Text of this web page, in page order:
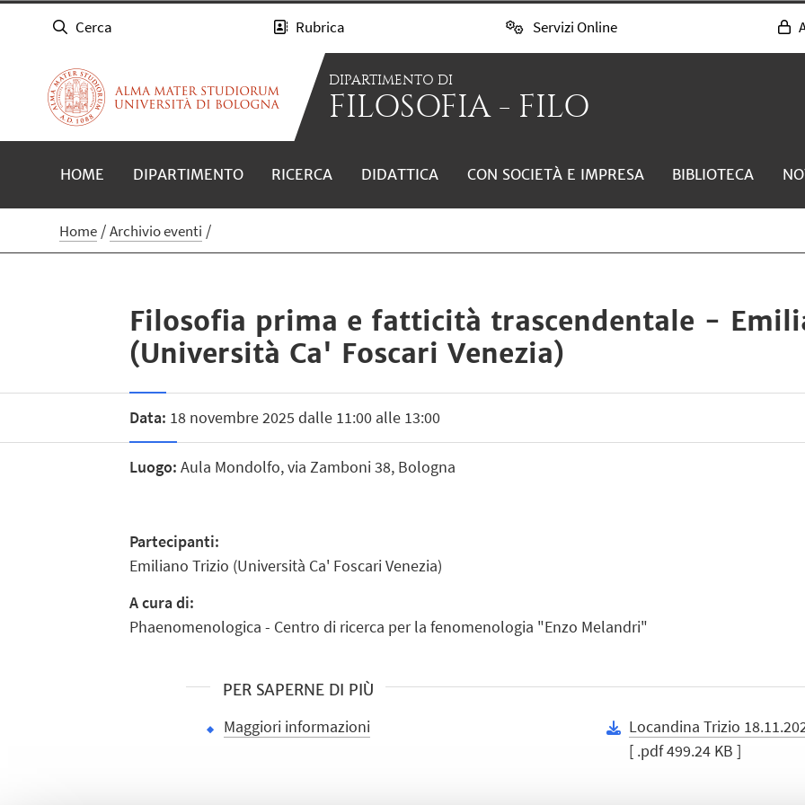
Cerca Rubrica Servizi Online
DIPARTIMENTO DI
FILOSOFIA - FILO
HOME DIPARTIMENTO RICERCA DIDATTICA CON SOCIETÀ E IMPRESA BIBLIOTECA
Home Archivio eventi
Filosofia prima e fatticità trascendentale -
(Università Ca' Foscari Venezia)
Data: 18 novembre 2025 dalle 11:00 alle 13:00
Luogo: Aula Mondolfo, via Zamboni 38, Bologna
Partecipanti:
Emiliano Trizio (Università Ca' Foscari Venezia)
A cura di:
Phaenomenologica - Centro di ricerca per la fenomenologia "Enzo Melandri"
PER SAPERNE DI PIÙ
Maggiori informazioni
Locandina Trizio
[ .pdf 499.24 KB ]